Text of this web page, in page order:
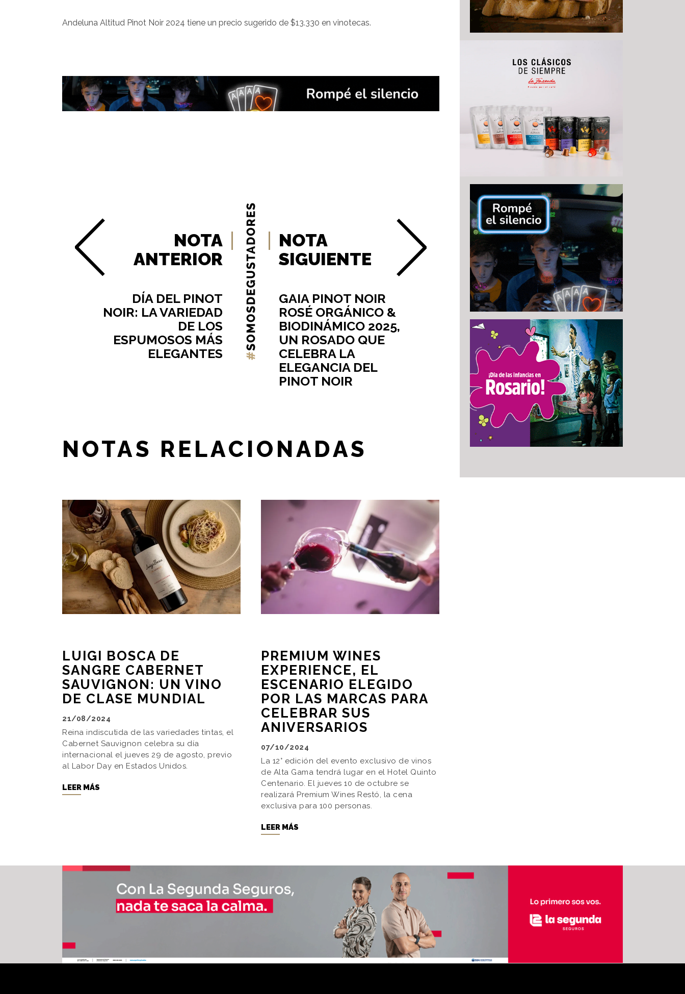
Andeluna Altitud Pinot Noir 2024 tiene un precio sugerido de $13.330 en vinotecas.
NOTA
ANTERIOR
DÍA DEL PINOT
NOIR: LA VARIEDAD
DE LOS
ESPUMOSOS MÁS
ELEGANTES
NOTA
SIGUIENTE
GAIA PINOT NOIR
ROSÉ ORGÁNICO &
BIODINÁMICO 2025,
UN ROSADO QUE
CELEBRA LA
ELEGANCIA DEL
PINOT NOIR
NOTAS RELACIONADAS
LUIGI BOSCA DE
SANGRE CABERNET
SAUVIGNON: UN VINO
DE CLASE MUNDIAL
21/08/2024
Reina indiscutida de las variedades tintas, el
Cabernet Sauvignon celebra su día
internacional el jueves 29 de agosto, previo
al Labor Day en Estados Unidos.
LEER MÁS
PREMIUM WINES
EXPERIENCE, EL
ESCENARIO ELEGIDO
POR LAS MARCAS PARA
CELEBRAR SUS
ANIVERSARIOS
07/10/2024
La 12° edición del evento exclusivo de vinos
de Alta Gama tendrá lugar en el Hotel Quinto
Centenario. El jueves 10 de octubre se
realizará Premium Wines Restó, la cena
exclusiva para 100 personas.
LEER MÁS